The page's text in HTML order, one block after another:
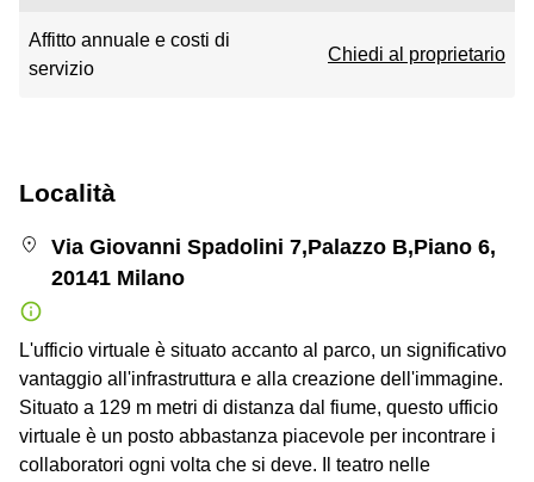
Affitto annuale e costi di
servizio
Chiedi al proprietario
Località
Via Giovanni Spadolini 7,Palazzo B,Piano 6,
20141 Milano
L'ufficio virtuale è situato accanto al parco, un significativo
vantaggio all'infrastruttura e alla creazione dell'immagine.
Situato a 129 m metri di distanza dal fiume, questo ufficio
virtuale è un posto abbastanza piacevole per incontrare i
collaboratori ogni volta che si deve. Il teatro nelle